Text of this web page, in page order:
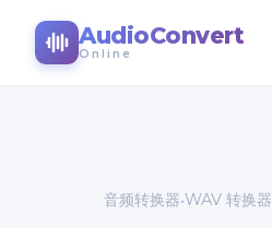
AudioConvert
Online
音频转换器•WAV 转换器